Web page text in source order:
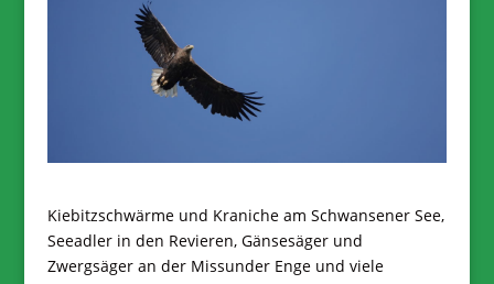
Kiebitzschwärme und Kraniche am Schwansener See,
Seeadler in den Revieren, Gänsesäger und
Zwergsäger an der Missunder Enge und viele